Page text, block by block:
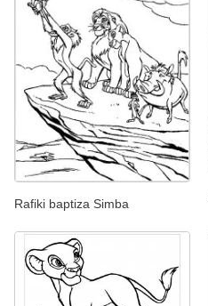
Rafiki baptiza Simba